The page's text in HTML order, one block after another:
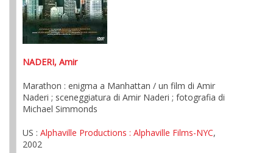
NADERI, Amir
Marathon : enigma a Manhattan / un film di Amir
Naderi ; sceneggiatura di Amir Naderi ; fotografia di
Michael Simmonds
US : Alphaville Productions : Alphaville Films-NYC,
2002